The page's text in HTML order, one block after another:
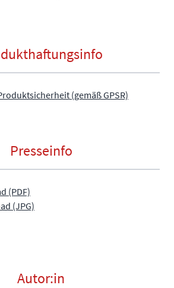
(gemäß GPSR)
Presseinfo
(PDF)
(JPG)
Autor:in